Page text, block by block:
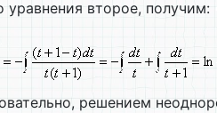
уравнения второе, получим:
решением